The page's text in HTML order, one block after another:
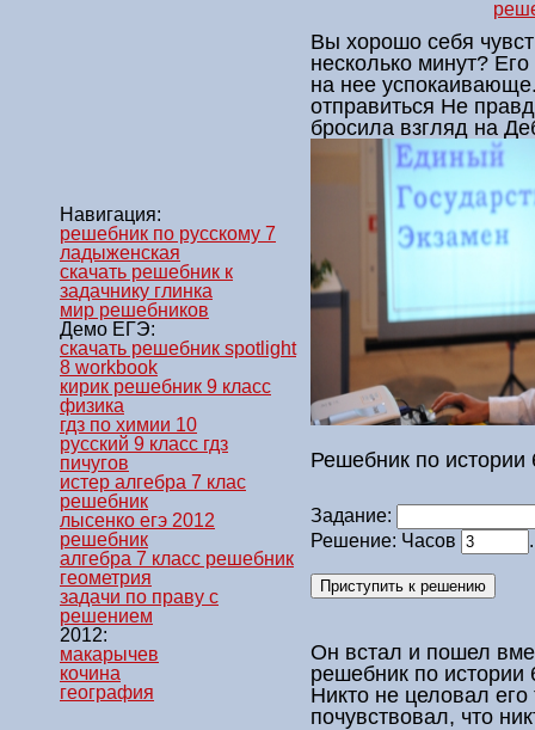
Навигация:
решебник по русскому 7
ладыженская
скачать решебник к
задачнику глинка
мир решебников
Демо ЕГЭ:
скачать решебник spotlight
8 workbook
кирик решебник 9 класс
физика
гдз по химии 10
русский 9 класс гдз
пичугов
истер алгебра 7 клас
решебник
лысенко егэ 2012
решебник
алгебра 7 класс решебник
геометрия
задачи по праву с
решением
2012:
макарычев
кочина
география
Вы хорошо себя
несколько минут?
на нее
отправиться Не
бросила взгляд на
Решебник по истории
Задание:
Решение: Часов
Он встал и пошел
решебник по истории
Никто не целовал его
почувствовал, что